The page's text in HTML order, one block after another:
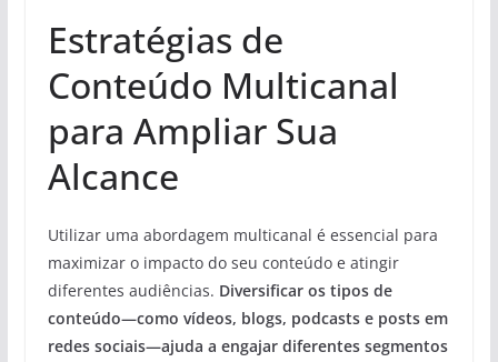
Estratégias de
Conteúdo Multicanal
para Ampliar Sua
Alcance
Utilizar uma abordagem multicanal é essencial para
maximizar o impacto do seu conteúdo e atingir
diferentes audiências. Diversificar os tipos de
conteúdo—como vídeos, blogs, podcasts e posts em
redes sociais—ajuda a engajar diferentes segmentos